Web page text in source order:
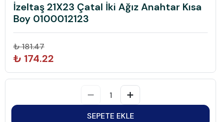
İzeltaş 21X23 Çatal İki Ağız Anahtar Kısa
Boy 0100012123
₺ 181.47
₺ 174.22
SEPETE EKLE